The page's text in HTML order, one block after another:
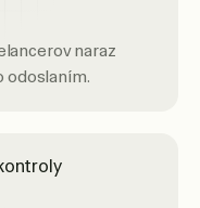
naraz
odoslaním.